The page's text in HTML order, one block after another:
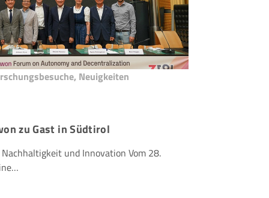
, Neuigkeiten
zu Gast in Südtirol
und Innovation Vom 28.